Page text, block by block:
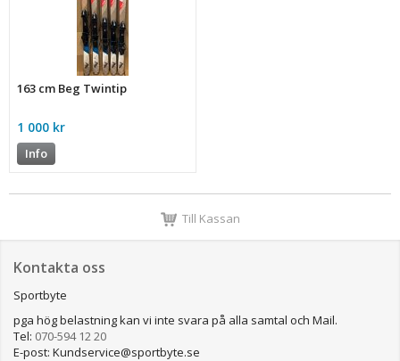
163 cm Beg Twintip
1 000 kr
Info
Till Kassan
Kontakta oss
Sportbyte
pga hög belastning kan vi inte svara på alla samtal och Mail.
Tel: 070-594 12 20
E-post: Kundservice@sportbyte.se